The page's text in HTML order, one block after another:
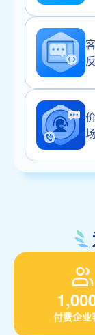
付费企业